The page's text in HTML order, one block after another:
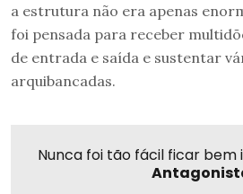
a estrutura não era apenas
foi pensada para receber
de entrada e saída e sustentar
arquibancadas.
Nunca foi tão fácil ficar